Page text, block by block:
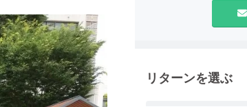
リターンを選ぶ